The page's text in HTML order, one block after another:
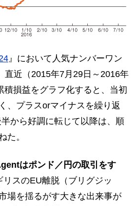
』において人気ナンバーワン
直近（2015年7月29日～2016年
積損益をグラフ化すると、当初
、プラスorマイナスを繰り返
から好調に転じて以降は、順
た。
はポンド／円の取引をす
リスのEU離脱（ブリグジッ
場を揺るがす大きな出来事が